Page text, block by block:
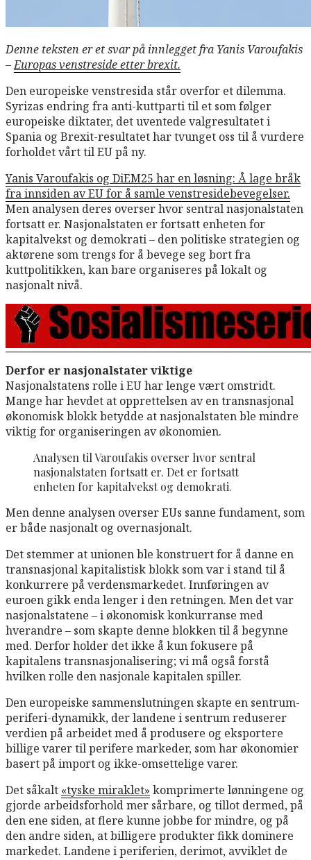
Denne teksten er et svar på innlegget fra Yanis Varoufakis
–Europas venstreside etter brexit.
Den europeiske venstresida står overfor et dilemma.
Syrizas endring fra anti-kuttparti til et som følger
europeiske diktater, det uventede valgresultatet i
Spania og Brexit-resultatet har tvunget oss til å vurdere
forholdet vårt til EU på ny.
Yanis Varoufakis og DiEM25 har en løsning: Å lage bråk
fra innsiden av EU for å samle venstresidebevegelser.
Men analysen deres overser hvor sentral nasjonalstaten
fortsatt er. Nasjonalstaten er fortsatt enheten for
kapitalvekst og demokrati – den politiske strategien og
aktørene som trengs for å bevege seg bort fra
kuttpolitikken, kan bare organiseres på lokalt og
nasjonalt nivå.
Derfor er nasjonalstater viktige
Nasjonalstatens rolle i EU har lenge vært omstridt.
Mange har hevdet at opprettelsen av en transnasjonal
økonomisk blokk betydde at nasjonalstaten ble mindre
viktig for organiseringen av økonomien.
Analysen til Varoufakis overser hvor sentral
nasjonalstaten fortsatt er. Det er fortsatt
enheten for kapitalvekst og demokrati.
Men denne analysen overser EUs sanne fundament, som
er både nasjonalt og overnasjonalt.
Det stemmer at unionen ble konstruert for å danne en
transnasjonal kapitalistisk blokk som var i stand til å
konkurrere på verdensmarkedet. Innføringen av
euroen gikk enda lenger i den retningen. Men det var
nasjonalstatene – i økonomisk konkurranse med
hverandre – som skapte denne blokken til å begynne
med. Derfor holder det ikke å kun fokusere på
kapitalens transnasjonalisering; vi må også forstå
hvilken rolle den nasjonale kapitalen spiller.
Den europeiske sammenslutningen skapte en sentrum-
periferi-dynamikk, der landene i sentrum reduserer
verdien på arbeidet med å produsere og eksportere
billige varer til perifere markeder, som har økonomier
basert på import og ikke-omsettelige varer.
Det såkalt «tyske miraklet» komprimerte lønningene og
gjorde arbeidsforhold mer sårbare, og tillot dermed, på
den ene siden, at flere kunne jobbe for mindre, og på
den andre siden, at billigere produkter fikk dominere
markedet. Landene i periferien, derimot, avviklet de